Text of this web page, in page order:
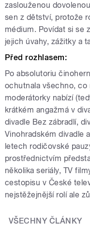
zaslouženou
sen z dětství, protože
médium. Povídat si se
jejich úvahy, zážitky a
Před rozhlasem:
Po absolutoriu
ochutnala všechno,
moderátorky nabízí
krátkém angažmá v
divadle Bez zábradlí,
Vinohradském divadle
letech rodičovské
prostřednictvím
několika seriály, TV
cestopisu v České
nejstěžejnější rolí ale
VŠECHNY ČLÁNKY